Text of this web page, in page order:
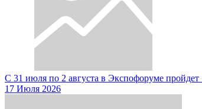
С 31 июля по 2 августа в Экспофоруме
17 Июля 2026